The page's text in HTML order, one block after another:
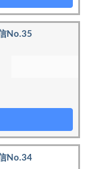
No.35
No.34